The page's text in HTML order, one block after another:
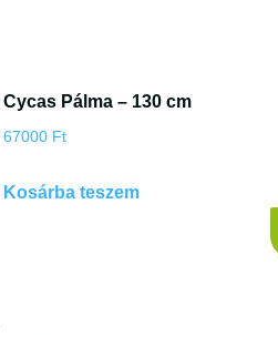
Cycas Pálma – 130 cm
67000 Ft
Kosárba teszem